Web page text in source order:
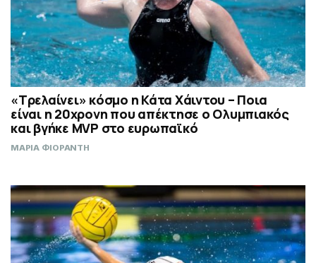
«Τρελαίνει» κόσμο η Κάτα Χάιντου – Ποια
είναι η 20χρονη που απέκτησε ο Ολυμπιακός
και βγήκε MVP στο ευρωπαϊκό
ΜΑΡΙΑ ΦΙΟΡΑΝΤΗ